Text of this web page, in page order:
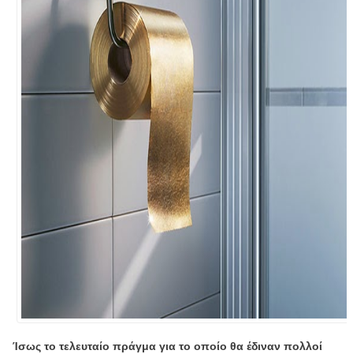
Ίσως το τελευταίο πράγμα για το οποίο θα έδιναν πολλοί